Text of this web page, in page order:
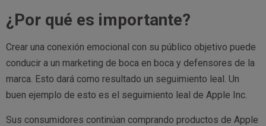
¿Por qué es importante?
Crear una conexión emocional con su público objetivo puede
conducir a un marketing de boca en boca y defensores de la
marca. Esto dará como resultado un seguimiento leal. Un
buen ejemplo de esto es el seguimiento leal de Apple Inc.
Sus consumidores continúan comprando productos de Apple